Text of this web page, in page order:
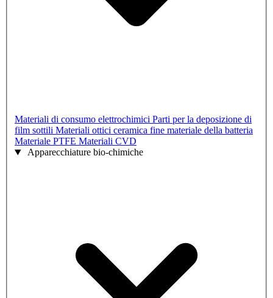
Materiali di consumo elettrochimici Parti per la deposizione di
film sottili Materiali ottici ceramica fine materiale della batteria
Materiale PTFE Materiali CVD
Apparecchiature bio-chimiche